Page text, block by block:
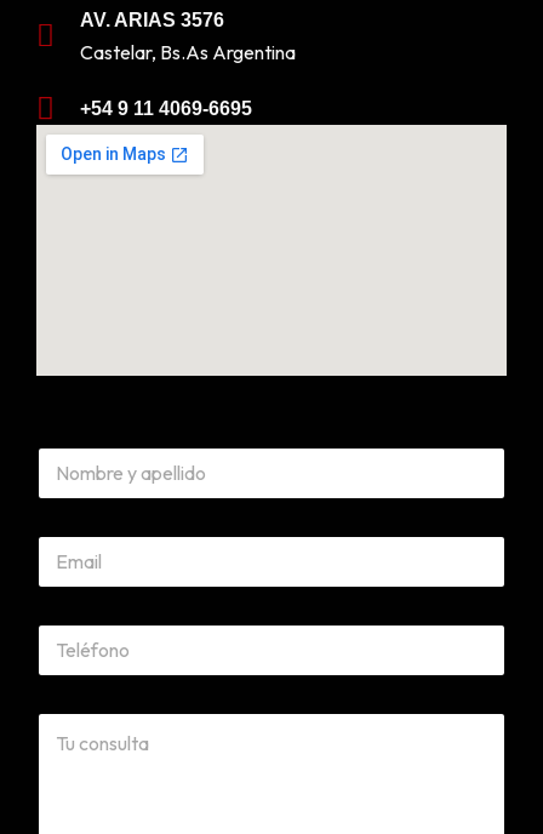
AV. ARIAS 3576
Castelar, Bs.As Argentina
+54 9 11 4069-6695